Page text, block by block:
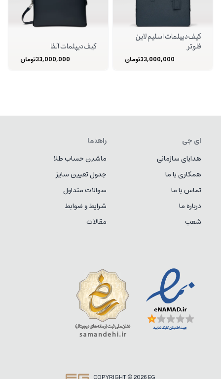
کیف دیپلمات اسلیم لاین
فلوتر
33,000,000تومان
کیف دیپلمات آلفا
33,000,000تومان
ای جی
هدایای سازمانی
همکاری با ما
تماس با ما
درباره ما
شعب
راهنما
ماشین حساب طلا
جدول تعیین سایز
سوالات متداول
شرایط و ضوابط
مقالات